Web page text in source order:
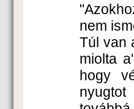
nem
Túl van
miolta
hogy